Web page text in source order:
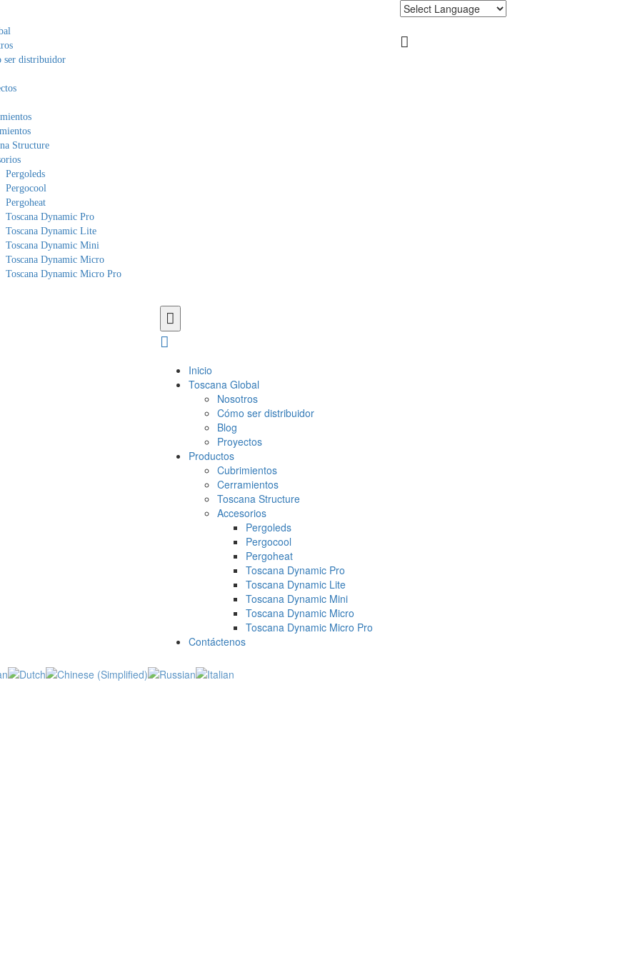
ser distribuidor
Structure
Pergoleds
Pergocool
Pergoheat
Toscana Dynamic Pro
Toscana Dynamic Lite
Toscana Dynamic Mini
Toscana Dynamic Micro
Toscana Dynamic Micro Pro
Inicio
Toscana Global
Nosotros
Cómo ser distribuidor
Blog
Proyectos
Productos
Cubrimientos
Cerramientos
Toscana Structure
Accesorios
Pergoleds
Pergocool
Pergoheat
Toscana Dynamic Pro
Toscana Dynamic Lite
Toscana Dynamic Mini
Toscana Dynamic Micro
Toscana Dynamic Micro Pro
Contáctenos